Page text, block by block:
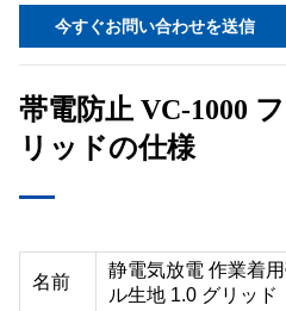
今すぐお問い合わせを送信
帯電防止 VC-1000
リッドの仕様
名前
静電気放電 作業着
ル生地 1.0 グリッド